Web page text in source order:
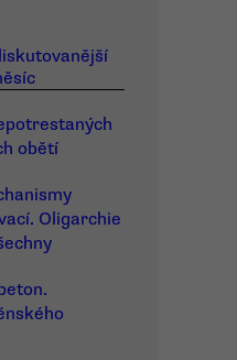
obětí
Oligarchie